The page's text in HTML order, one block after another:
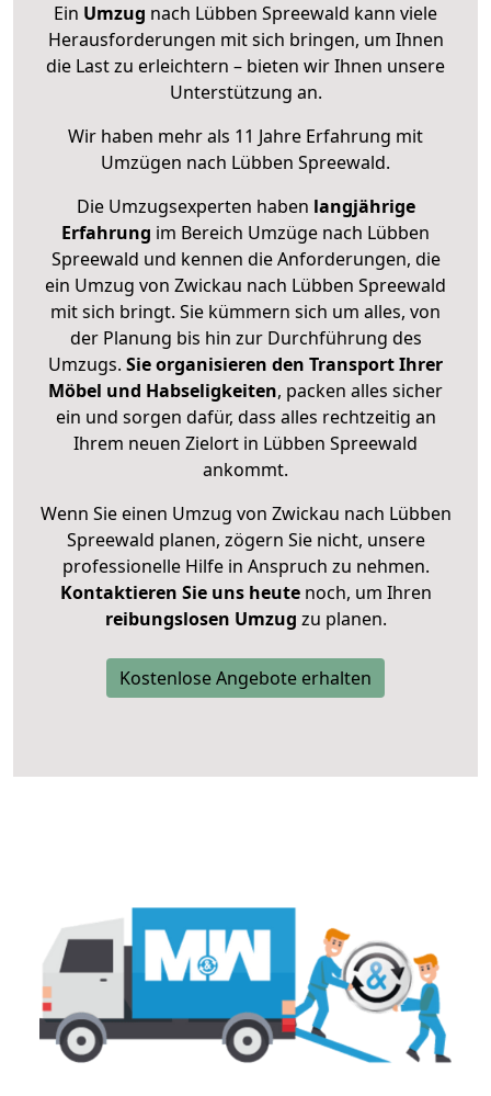
Ein Umzug nach Lübben Spreewald kann viele
Herausforderungen mit sich bringen, um Ihnen
die Last zu erleichtern – bieten wir Ihnen unsere
Unterstützung an.
Wir haben mehr als 11 Jahre Erfahrung mit
Umzügen nach Lübben Spreewald.
Die Umzugsexperten haben langjährige
Erfahrung im Bereich Umzüge nach Lübben
Spreewald und kennen die Anforderungen, die
ein Umzug von Zwickau nach Lübben Spreewald
mit sich bringt. Sie kümmern sich um alles, von
der Planung bis hin zur Durchführung des
Umzugs. Sie organisieren den Transport Ihrer
Möbel und Habseligkeiten, packen alles sicher
ein und sorgen dafür, dass alles rechtzeitig an
Ihrem neuen Zielort in Lübben Spreewald
ankommt.
Wenn Sie einen Umzug von Zwickau nach Lübben
Spreewald planen, zögern Sie nicht, unsere
professionelle Hilfe in Anspruch zu nehmen.
Kontaktieren Sie uns heutenoch, um Ihren
reibungslosen Umzug zu planen.
Kostenlose Angebote erhalten